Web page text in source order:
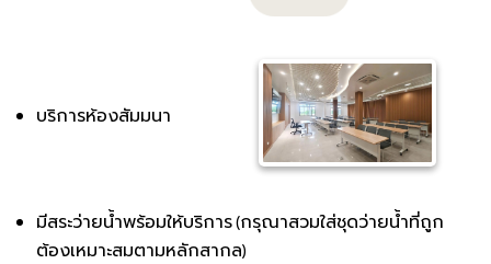
บริการห้องสัมมนา
มีสระว่ายน้ำพร้อมให้บริการ (กรุณาสวมใส่ชุดว่ายน้ำที่ถูก
ต้องเหมาะสมตามหลักสากล)